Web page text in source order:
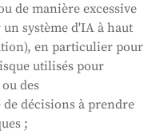
de manière excessive
système d'IA à haut
en particulier pour
utilisés pour
des
décisions à prendre
;